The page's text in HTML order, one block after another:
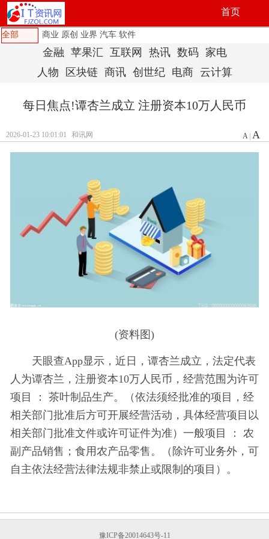
首页
全部 商业 原创 业界 汽车 软件
金融 苹果汇 互联网 热讯 数码
家电
人物
区块链 商讯 创世纪 电商 云计算
每日焦点!谭杏兰成立 注册资本10万人民币
2026-01-23 10:01:01 和讯网 A| A
(资料图)
天眼查App显示，近日，谭杏兰成立，法定代表
人为谭杏兰，注册资本10万人民币，经营范围为许可
项目 ： 茶叶制品生产。（依法须经批准的项目，经
相关部门批准后方可开展经营活动，具体经营项目以
相关部门批准文件或许可证件为准）一般项目 ： 农
副产品销售；食用农产品零售。（除许可业务外，可
自主依法经营法律法规非禁止或限制的项目）。
豫ICP备20014643号-11